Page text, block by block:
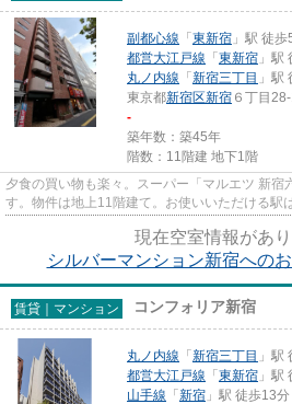
副都心線 「 東新宿 」駅 徒歩
都営大江戸線 「 東新宿 」駅
丸ノ内線 「 新宿三丁目 」駅
東京都新宿区新宿 ６丁目
-
築年数：築45年
階数：11階建 地下1階
夕食の買い物も楽々。スーパー「マルエツ 新宿
す。物件は地上11階建て。お使いいただける駅
現在空室情報があり
シルバーマンション新宿への
賃貸｜マンション コンフォリア新宿
丸ノ内線 「 新宿三丁目 」駅
都営大江戸線 「 東新宿 」駅
山手線 「 新宿 」駅 徒歩13分